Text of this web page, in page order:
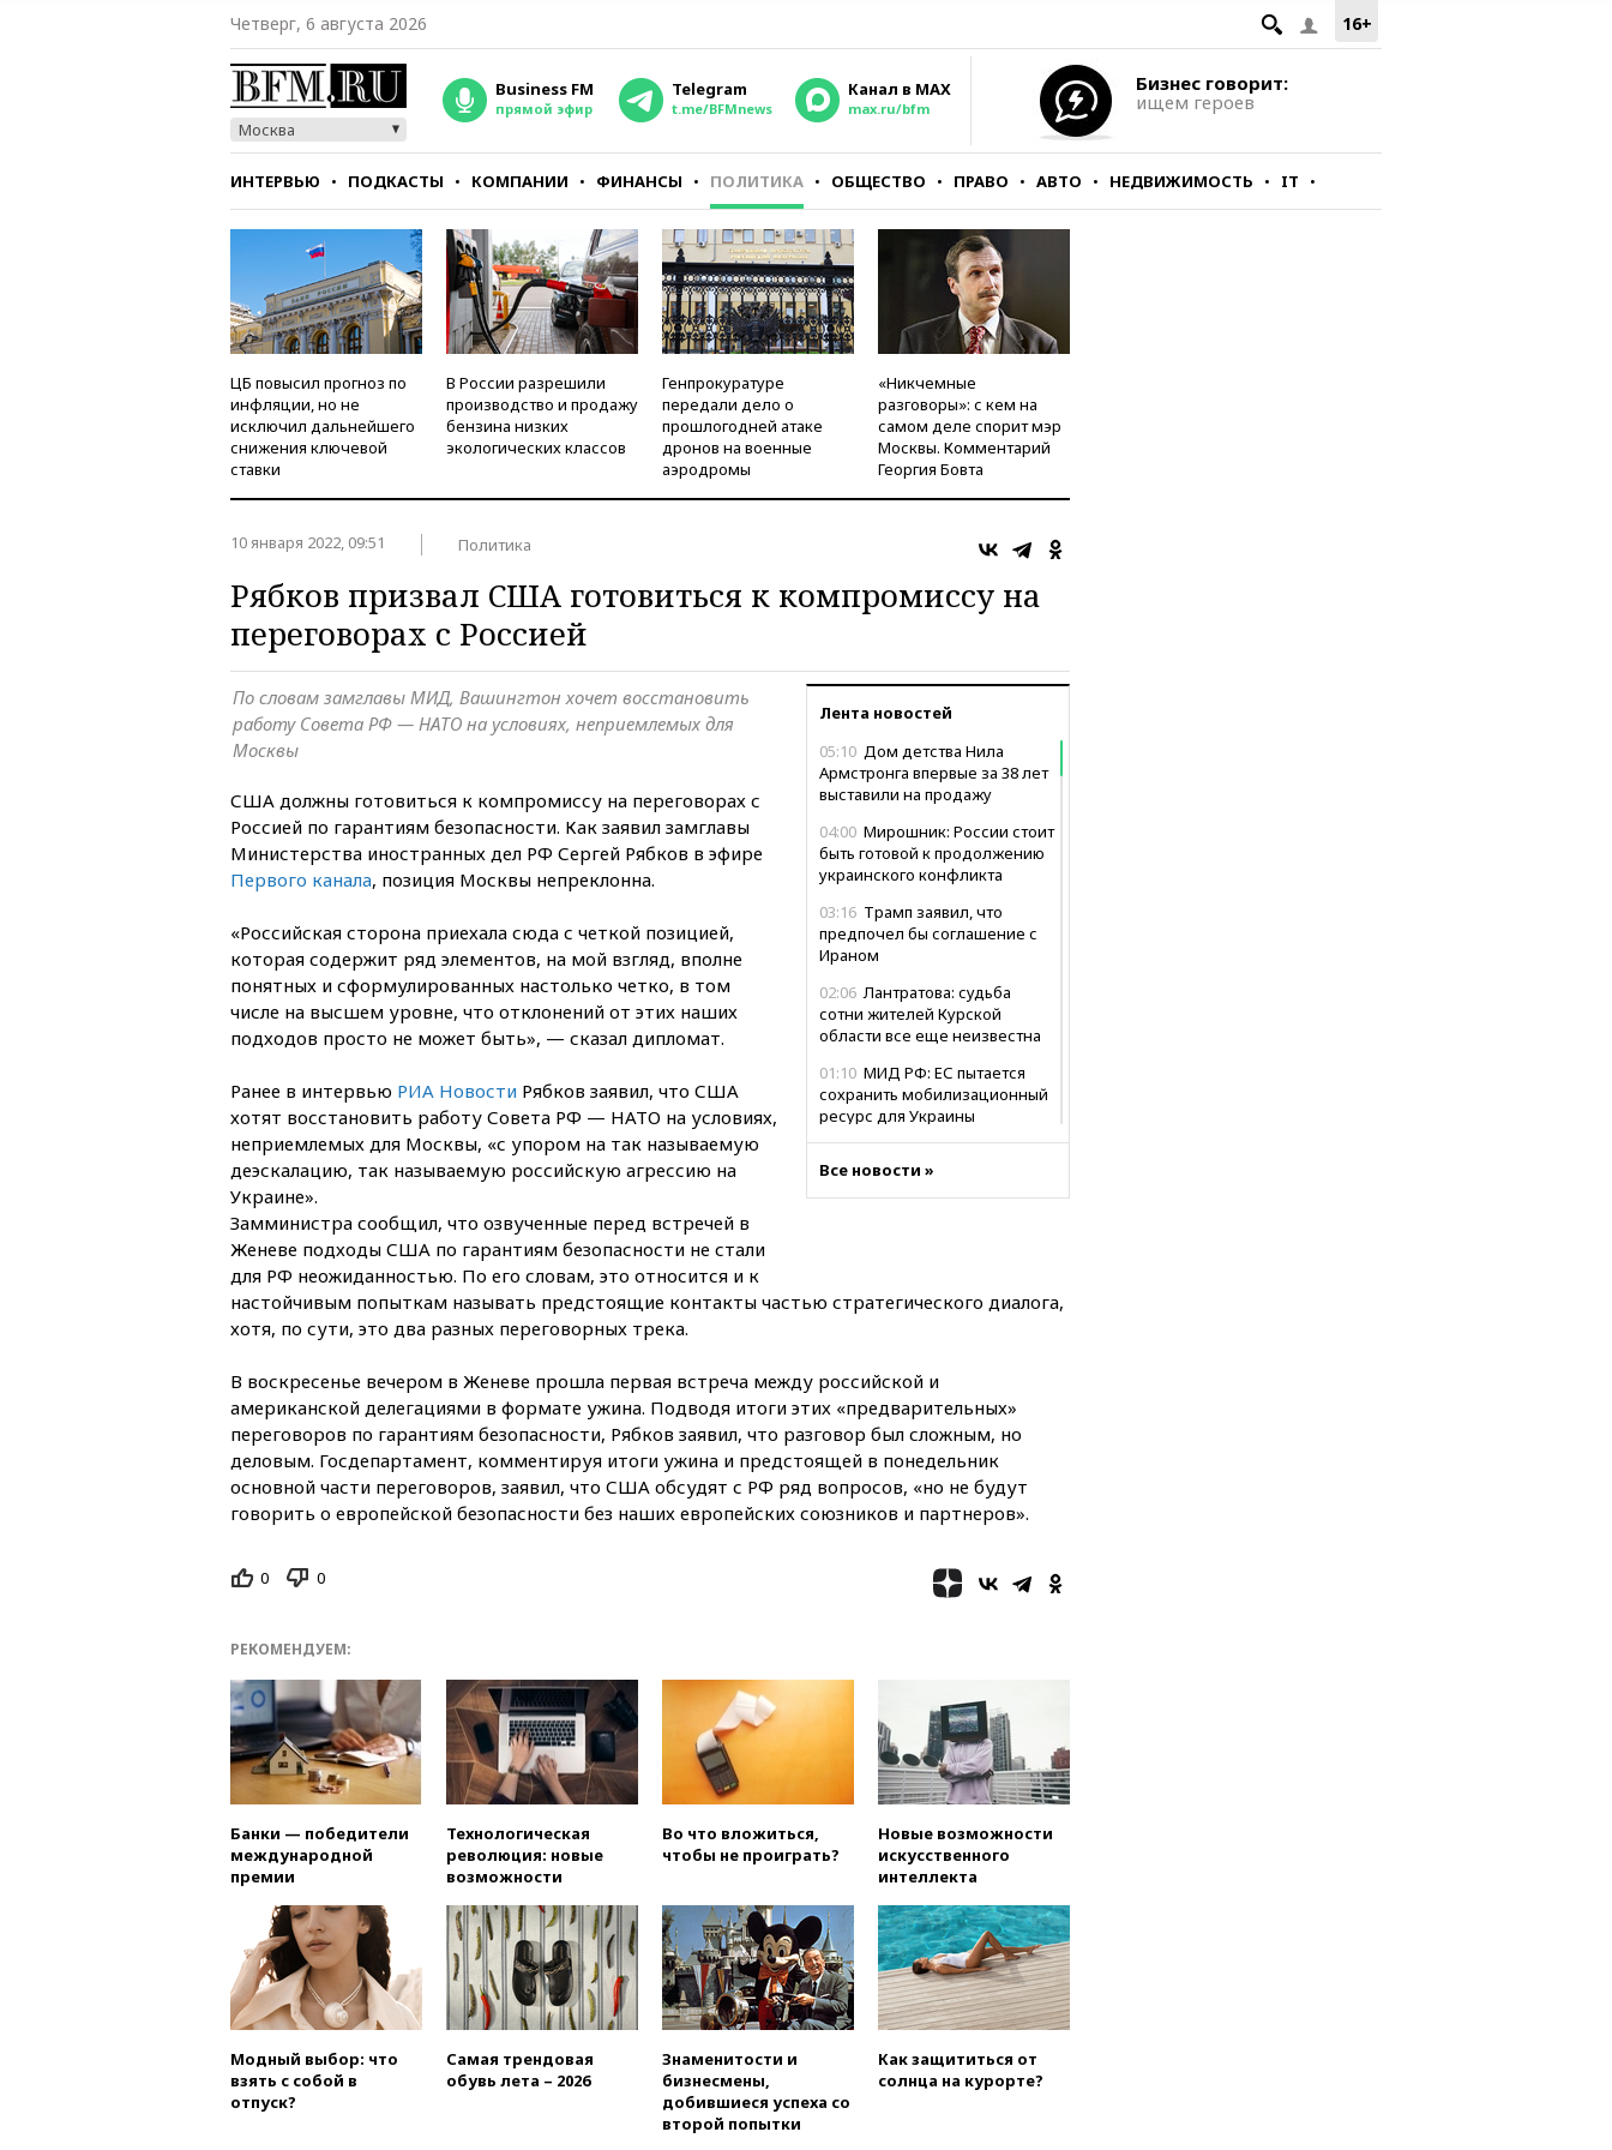
16+
Четверг, 6 августа 2026
Москва
Business FM
прямой эфир
Telegram
t.me/BFMnews
Канал в MAX
max.ru/bfm
Бизнес говорит:
ищем героев
ИНТЕРВЬЮ ПОДКАСТЫ КОМПАНИИ ФИНАНСЫ ПОЛИТИКА ОБЩЕСТВО ПРАВО АВТО НЕДВИЖИМОСТЬ IT
СТИЛЬ ТЕСТЫ
ЦБ повысил прогноз по
инфляции, но не
исключил дальнейшего
снижения ключевой
ставки
В России разрешили
производство и продажу
бензина низких
экологических классов
Генпрокуратуре
передали дело о
прошлогодней атаке
дронов на военные
аэродромы
«Никчемные
разговоры»: с кем на
самом деле спорит мэр
Москвы. Комментарий
Георгия Бовта
10 января 2022, 09:51 Политика
Рябков призвал США готовиться к компромиссу на
переговорах с Россией
Лента новостей
05:10 Дом детства Нила
Армстронга впервые за 38 лет
выставили на продажу
04:00 Мирошник: России стоит
быть готовой к продолжению
украинского конфликта
03:16 Трамп заявил, что
предпочел бы соглашение с
Ираном
02:06 Лантратова: судьба
сотни жителей Курской
области все еще неизвестна
01:10 МИД РФ: ЕС пытается
сохранить мобилизационный
ресурс для Украины
Бэтмена» показала лицо
после последней операции
вчера, 23:23«Спартак»
вчера, 23:00 Пост Дмитриева в
X о миграционном кризисе в
Сеуте набрал миллион
просмотров
вчера, 22:49 Минпромторг:
банкротство «Кванта» не
Минфин: в июле
выросли нефтегазовые
доходы российского бюджета
вчера, 22:15Аксаков: ЦБ
согласовал первый стандарт
вчера, 21:43Организаторы
«Интервидения»
подтвердили, что конкурс
пройдет в Саудовской Аравии
вчера, 21:35Машков: в РФ
подготовили концепцию
развития театрального
искусства до 2035 года
вчера, 21:21 Правительство
РФ разрешило продажу
бензина старых
Все новости »
По словам замглавы МИД, Вашингтон хочет восстановить
работу Совета РФ — НАТО на условиях, неприемлемых для
Москвы
США должны готовиться к компромиссу на переговорах с
Россией по гарантиям безопасности. Как заявил замглавы
Министерства иностранных дел РФ Сергей Рябков в эфире
Первого канала, позиция Москвы непреклонна.
«Российская сторона приехала сюда с четкой позицией,
которая содержит ряд элементов, на мой взгляд, вполне
понятных и сформулированных настолько четко, в том
числе на высшем уровне, что отклонений от этих наших
подходов просто не может быть», — сказал дипломат.
Ранее в интервью РИА Новости Рябков заявил, что США
хотят восстановить работу Совета РФ — НАТО на условиях,
неприемлемых для Москвы, «с упором на так называемую
деэскалацию, так называемую российскую агрессию на
Украине».
Замминистра сообщил, что озвученные перед встречей в
Женеве подходы США по гарантиям безопасности не стали
для РФ неожиданностью. По его словам, это относится и к
настойчивым попыткам называть предстоящие контакты частью стратегического диалога,
хотя, по сути, это два разных переговорных трека.
В воскресенье вечером в Женеве прошла первая встреча между российской и
американской делегациями в формате ужина. Подводя итоги этих «предварительных»
переговоров по гарантиям безопасности, Рябков заявил, что разговор был сложным, но
деловым. Госдепартамент, комментируя итоги ужина и предстоящей в понедельник
основной части переговоров, заявил, что США обсудят с РФ ряд вопросов, «но не будут
говорить о европейской безопасности без наших европейских союзников и партнеров».
0 0
РЕКОМЕНДУЕМ:
Банки — победители
международной
премии
Технологическая
революция: новые
возможности
Во что вложиться,
чтобы не проиграть?
Новые возможности
искусственного
интеллекта
Модный выбор: что
взять с собой в
отпуск?
Самая трендовая
обувь лета – 2026
Знаменитости и
бизнесмены,
добившиеся успеха со
второй попытки
Как защититься от
солнца на курорте?